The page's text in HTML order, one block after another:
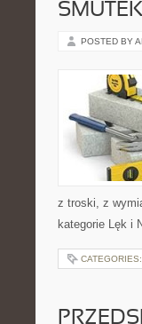
SMUTEK
POSTED BY
z troski, z
kategorie Lęk i
CATEGORIES: